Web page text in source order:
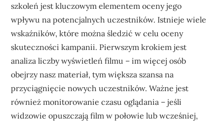
szkoleń jest kluczowym elementem oceny jego
wpływu na potencjalnych uczestników. Istnieje wiele
wskaźników, które można śledzić w celu oceny
skuteczności kampanii. Pierwszym krokiem jest
analiza liczby wyświetleń filmu – im więcej osób
obejrzy nasz materiał, tym większa szansa na
przyciągnięcie nowych uczestników. Ważne jest
również monitorowanie czasu oglądania – jeśli
widzowie opuszczają film w połowie lub wcześniej,